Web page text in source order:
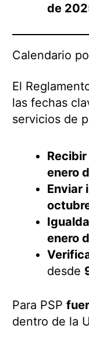
de
Calendario
El
las fechas
servicios de
enero
Enviar
enero
desde
Para PSP
dentro de la